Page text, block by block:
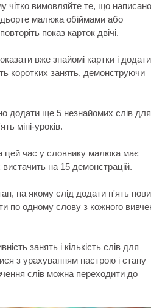
чітко вимовляйте те, що
малюка обіймами або
показ карток двічі.
вже знайомі картки і додати
коротких занять, демонструючи
додати ще 5 незнайомих слів для
міні-уроків.
цей час у словнику малюка має
на 15 демонстрацій.
на якому слід додати п'ять
по одному слову з кожного
занять і кількість слів для
з урахуванням настрою і стану
слів можна переходити до